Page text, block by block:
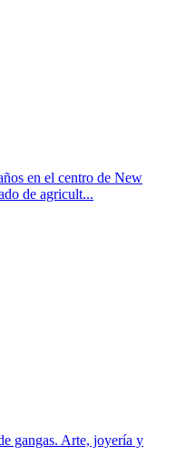
en el centro de New
de agricult...
gangas. Arte, joyería y